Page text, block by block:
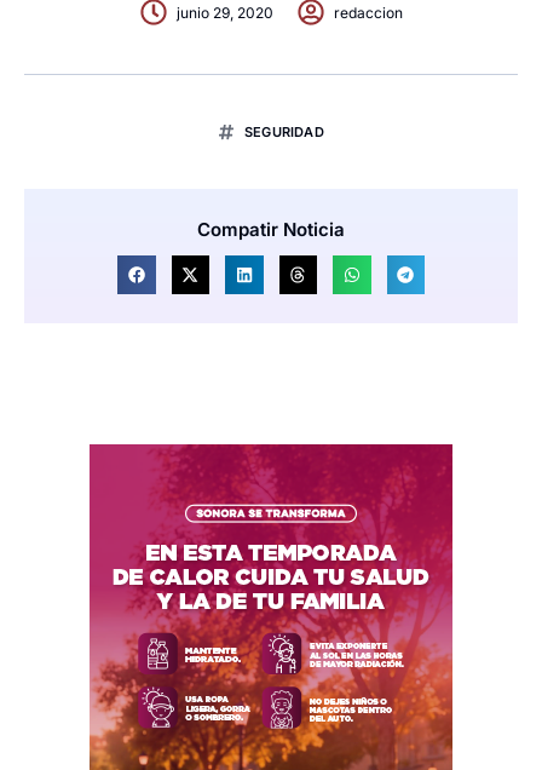
junio 29, 2020 redaccion
SEGURIDAD
Compatir Noticia